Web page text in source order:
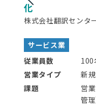
化
株式会社翻訳センタ
サービス業
従業員数
100
営業タイプ
新
課題
営
管理